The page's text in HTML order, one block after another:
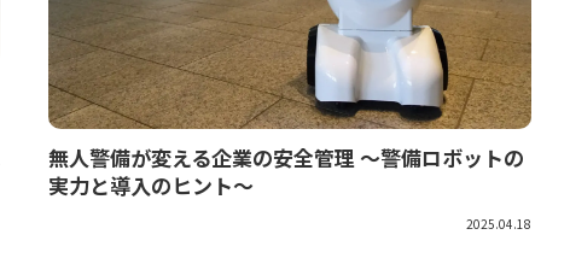
無人警備が変える企業の安全管理 〜警備ロボットの
実力と導入のヒント〜
2025.04.18